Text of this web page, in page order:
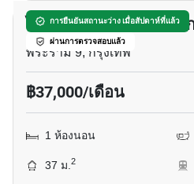
การยืนยันสถานะว่าง เมื่อสัปดาห์ที่แล้ว
ผ่านการตรวจสอบแล้ว
ไอดีโอ พระราม 9 - อโศ
พระราม 9, กรุงเทพ
฿37,000/เดือน
1 ห้องนอน
37 ม.2